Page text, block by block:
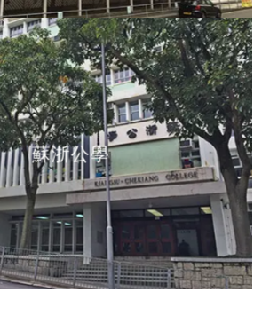
蘇浙公學
蘇浙公學